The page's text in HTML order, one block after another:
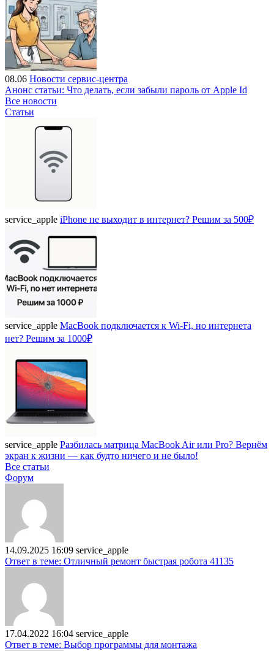
08.06 Новости сервис-центра
Анонс статьи: Что делать, если забыли пароль от Apple Id
Все новости
Статьи
service_apple iPhone не выходит в интернет? Решим за 500₽
service_apple MacBook подключается к Wi-Fi, но интернета
нет? Решим за 1000₽
service_apple Разбилась матрица MacBook Air или Pro? Вернём
экран к жизни — как будто ничего и не было!
Все статьи
Форум
14.09.2025 16:09 service_apple
Ответ в теме: Отличный ремонт быстрая робота 41135
17.04.2022 16:04 service_apple
Ответ в теме: Выбор программы для монтажа